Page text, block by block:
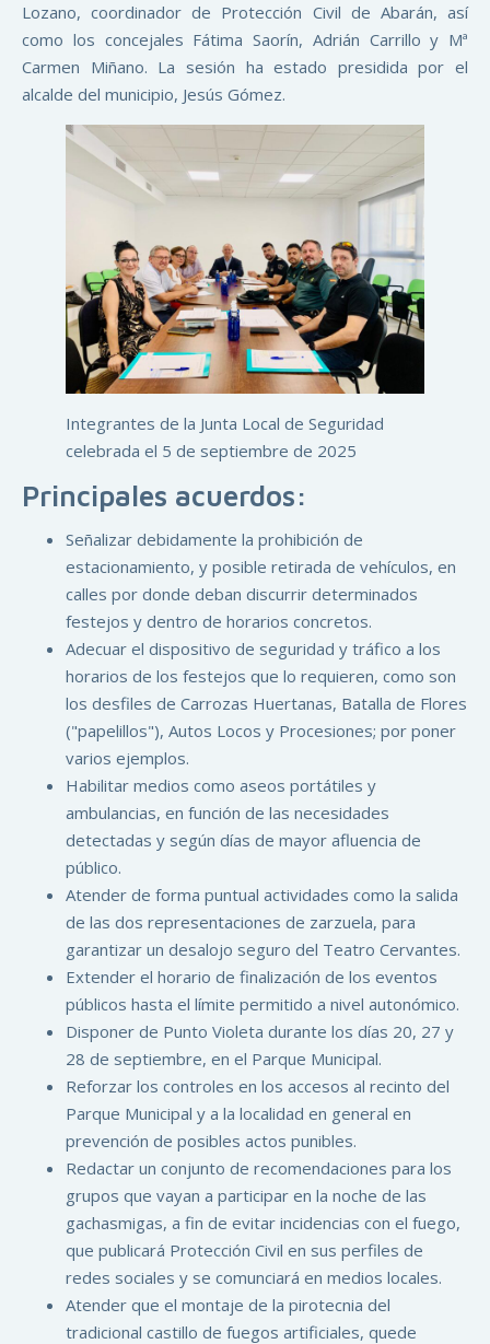
Lozano, coordinador de Protección Civil de Abarán, así
como los concejales Fátima Saorín, Adrián Carrillo y Mª
Carmen Miñano. La sesión ha estado presidida por el
alcalde del municipio, Jesús Gómez.
Integrantes de la Junta Local de Seguridad
celebrada el 5 de septiembre de 2025
Principales acuerdos:
Señalizar debidamente la prohibición de
estacionamiento, y posible retirada de vehículos, en
calles por donde deban discurrir determinados
festejos y dentro de horarios concretos.
Adecuar el dispositivo de seguridad y tráfico a los
horarios de los festejos que lo requieren, como son
los desfiles de Carrozas Huertanas, Batalla de Flores
("papelillos"), Autos Locos y Procesiones; por poner
varios ejemplos.
Habilitar medios como aseos portátiles y
ambulancias, en función de las necesidades
detectadas y según días de mayor afluencia de
público.
Atender de forma puntual actividades como la salida
de las dos representaciones de zarzuela, para
garantizar un desalojo seguro del Teatro Cervantes.
Extender el horario de finalización de los eventos
públicos hasta el límite permitido a nivel autonómico.
Disponer de Punto Violeta durante los días 20, 27 y
28 de septiembre, en el Parque Municipal.
Reforzar los controles en los accesos al recinto del
Parque Municipal y a la localidad en general en
prevención de posibles actos punibles.
Redactar un conjunto de recomendaciones para los
grupos que vayan a participar en la noche de las
gachasmigas, a fin de evitar incidencias con el fuego,
que publicará Protección Civil en sus perfiles de
redes sociales y se comunciará en medios locales.
Atender que el montaje de la pirotecnia del
tradicional castillo de fuegos artificiales, quede